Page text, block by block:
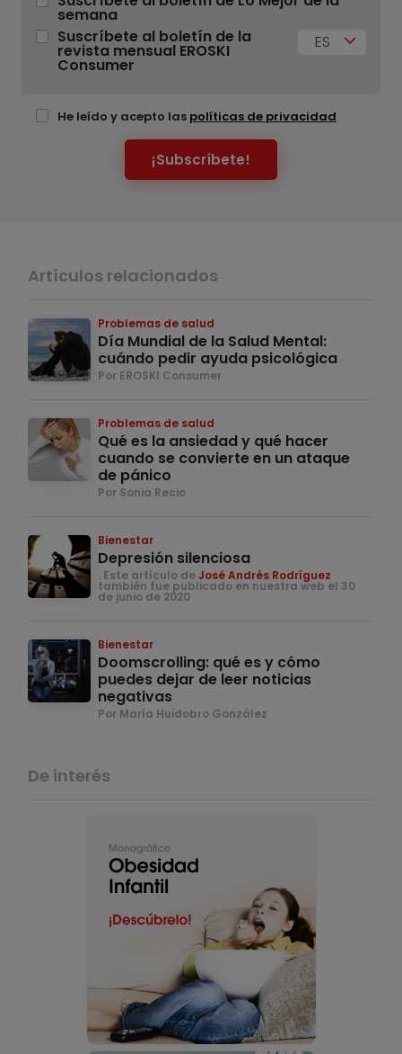
semana
Suscríbete al boletín de la
revista mensual EROSKI
Consumer
ES
He leído y acepto las políticas de privacidad
¡Subscríbete!
Artículos relacionados
Problemas de salud
Día Mundial de la Salud Mental:
cuándo pedir ayuda psicológica
Por EROSKI Consumer
Problemas de salud
Qué es la ansiedad y qué hacer
cuando se convierte en un ataque
de pánico
Por Sonia Recio
Bienestar
Depresión silenciosa
. Este artículo deJosé Andrés Rodríguez
también fue publicado en nuestra web el 30
de junio de 2020
Bienestar
Doomscrolling: qué es y cómo
puedes dejar de leer noticias
negativas
Por María Huidobro González
De interés